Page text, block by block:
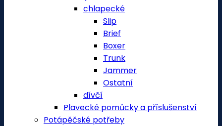
chlapecké
Slip
Brief
Boxer
Trunk
Jammer
Ostatní
dívčí
Plavecké pomůcky a příslušenství
Potápěčské potřeby